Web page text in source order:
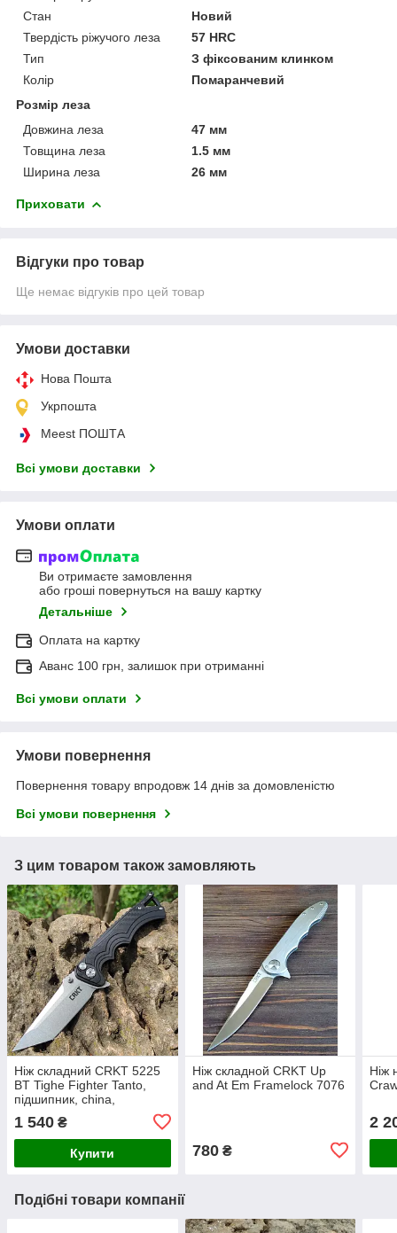
Стан
Новий
Твердість ріжучого леза
57 HRC
Тип
З фіксованим клинком
Колір
Помаранчевий
Розмір леза
Довжина леза
47 мм
Товщина леза
1.5 мм
Ширина леза
26 мм
Приховати
Відгуки про товар
Ще немає відгуків про цей товар
Умови доставки
Нова Пошта
Укрпошта
Meest ПОШТА
Всі умови доставки
Умови оплати
Ви отримаєте замовлення
або гроші повернуться на вашу картку
Детальніше
Оплата на картку
Аванс 100 грн, залишок при отриманні
Всі умови оплати
Умови повернення
Повернення товару впродовж 14 днів за домовленістю
Всі умови повернення
З цим товаром також замовляють
Ніж складний CRKT 5225
BT Tighe Fighter Tanto,
підшипник, china,
1 540 ₴
Купити
Ніж складной CRKT Up
and At Em Framelock 7076
780₴
Ніж
2
Подібні товари компанії